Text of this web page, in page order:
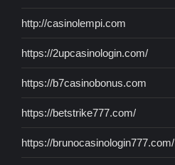
http://casinolempi.com
https://2upcasinologin.com/
https://b7casinobonus.com
https://betstrike777.com/
https://brunocasinologin777.com/